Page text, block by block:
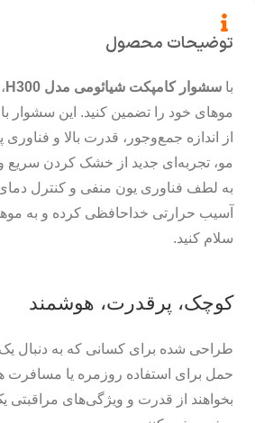
توضیحات محصول
با سشوار کامپکت شیائومی مدل H300
موهای خود را تضمین کنید. این سشوار
از اندازه جمع‌وجور، قدرت بالا و
مو، تجربه‌ای جدید از خشک کردن سریع و
به لطف فناوری یون منفی و کنترل
آسیب حرارتی خداحافظی کرده و به
سلام کنید.
کوچک، پرقدرت، هوشمند
طراحی شده برای کسانی که به دنبال
حمل برای استفاده روزمره یا مسافرت
بخواهند از قدرت و ویژگی‌های